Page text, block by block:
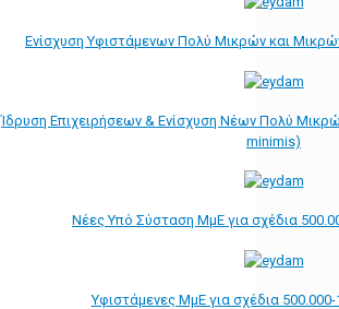
Ενίσχυση Υφιστάμενων Πολύ Μικρών και
Ίδρυση Επιχειρήσεων & Ενίσχυση Νέων Πολύ
minimis)
Νέες Υπό Σύσταση ΜμΕ για σχέδια
Υφιστάμενες ΜμΕ για σχέδια